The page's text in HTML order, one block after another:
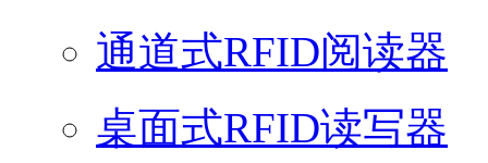
通道式RFID阅读器
桌面式RFID读写器